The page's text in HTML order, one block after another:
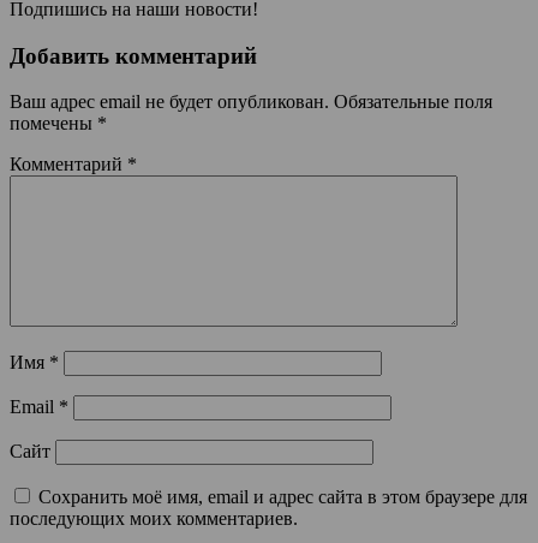
Подпишись на наши новости!
Добавить комментарий
Ваш адрес email не будет опубликован. Обязательные поля
помечены *
Комментарий *
Имя *
Email *
Сайт
Сохранить моё имя, email и адрес сайта в этом браузере для
последующих моих комментариев.